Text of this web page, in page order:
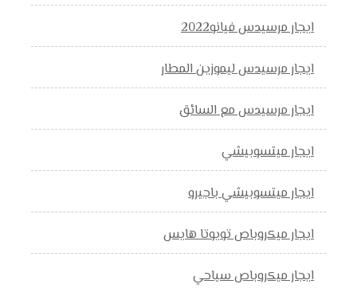
ايجار مرسيدس فيانو2022
ايجار مرسيدس ليموزين المطار
ايجار مرسيدس مع السائق
ايجار ميتسوبيشي
ايجار ميتسوبيشي باجيرو
ايجار ميكروباص تويوتا هايس
ايجار ميكروباص سياحي